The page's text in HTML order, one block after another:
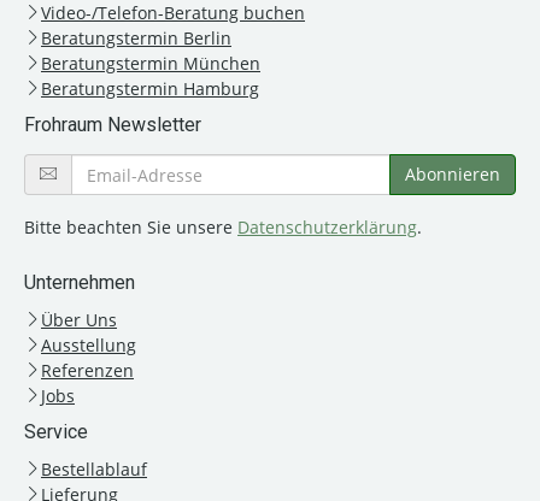
Video-/Telefon-Beratung buchen
Beratungstermin Berlin
Beratungstermin München
Beratungstermin Hamburg
Frohraum Newsletter
Bitte beachten Sie unsere Datenschutzerklärung.
Unternehmen
Über Uns
Ausstellung
Referenzen
Jobs
Service
Bestellablauf
Lieferung